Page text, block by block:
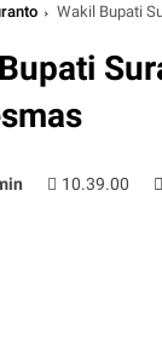
Wakil Bupati
10.39.00